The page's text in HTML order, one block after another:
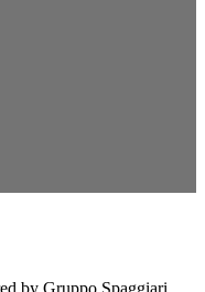
by Gruppo Spaggiari